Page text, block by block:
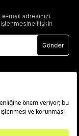
e-mail adresinizi
ilişkin
Gönder